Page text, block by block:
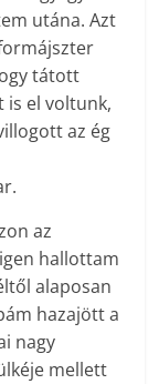
utána. Azt
tátott
is el voltunk,
az ég
az
hallottam
alaposan
hazajött a
nagy
mellett